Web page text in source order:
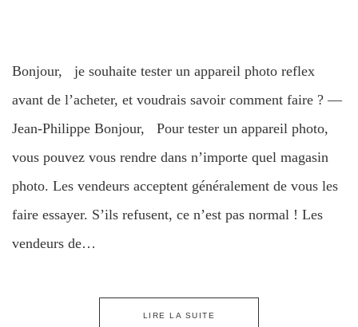
Bonjour, je souhaite tester un appareil photo reflex
avant de l’acheter, et voudrais savoir comment faire ? —
Jean-Philippe Bonjour, Pour tester un appareil photo,
vous pouvez vous rendre dans n’importe quel magasin
photo. Les vendeurs acceptent généralement de vous les
faire essayer. S’ils refusent, ce n’est pas normal ! Les
vendeurs de…
LIRE LA SUITE